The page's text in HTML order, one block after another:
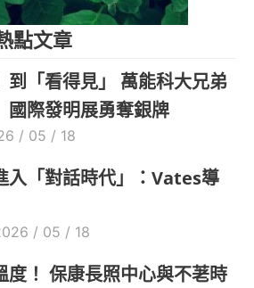
點文章
到「看得見」 萬能科大兄弟
際發明展勇奪銀牌
/ 05 / 18
入「對話時代」：Vates導
/ 05 / 18
度！ 保康長照中心與不荖時